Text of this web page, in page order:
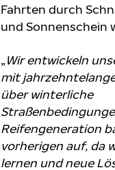
Fahrten durch
und Sonnenschein
„Wir entwickeln
mit
über winterliche
Reifengeneration
vorherigen auf, da
lernen und neue